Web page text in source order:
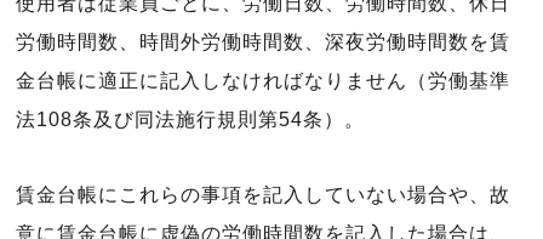
労働時間数、時間外労働時間数、深夜労働時間数を賃
金台帳に適正に記入しなければなりません（労働基準
法108条及び同法施行規則第54条）。
賃金台帳にこれらの事項を記入していない場合や、故
意に賃金台帳に虚偽の労働時間数を記入した場合は、